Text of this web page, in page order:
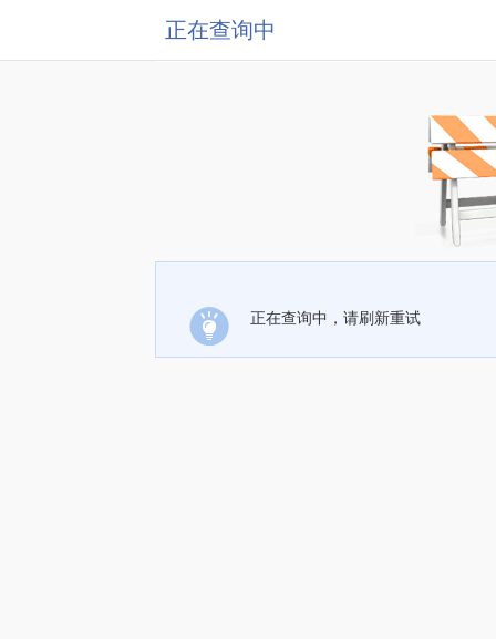
正在查询中
正在查询中，请刷新重试